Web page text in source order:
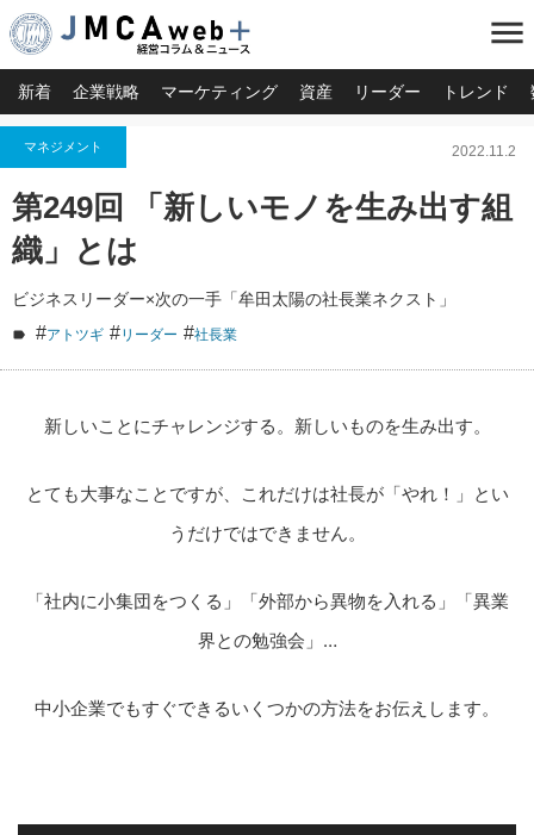
menu
新着 企業戦略 マーケティング 資産 リーダー トレンド
マネジメント 2022.11.2
第249回 「新しいモノを生み出す組
織」とは
ビジネスリーダー×次の一手「牟田太陽の社長業ネクスト」
#アトツギ #リーダー #社長業
新しいことにチャレンジする。新しいものを生み出す。
とても大事なことですが、これだけは社長が「やれ！」とい
うだけではできません。
「社内に小集団をつくる」「外部から異物を入れる」
「異業
界との勉強会」…
中小企業でもすぐできるいくつかの方法をお伝えします。